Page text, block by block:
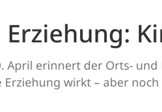
erinnert der Orts-
wirkt – aber